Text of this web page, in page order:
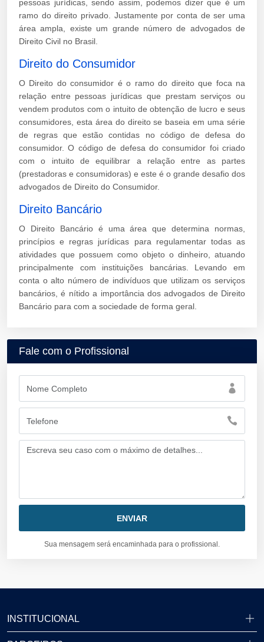
pessoas jurídicas, sendo assim, podemos dizer que é um
ramo do direito privado. Justamente por conta de ser uma
área ampla, existe um grande número de advogados de
Direito Civil no Brasil.
Direito do Consumidor
O Direito do consumidor é o ramo do direito que foca na
relação entre pessoas jurídicas que prestam serviços ou
vendem produtos com o intuito de obtenção de lucro e seus
consumidores, esta área do direito se baseia em uma série
de regras que estão contidas no código de defesa do
consumidor. O código de defesa do consumidor foi criado
com o intuito de equilibrar a relação entre as partes
(prestadoras e consumidoras) e este é o grande desafio dos
advogados de Direito do Consumidor.
Direito Bancário
O Direito Bancário é uma área que determina normas,
princípios e regras jurídicas para regulamentar todas as
atividades que possuem como objeto o dinheiro, atuando
principalmente com instituições bancárias. Levando em
conta o alto número de indivíduos que utilizam os serviços
bancários, é nítido a importância dos advogados de Direito
Bancário para com a sociedade de forma geral.
Fale com o Profissional
Sua mensagem será encaminhada para o profissional.
INSTITUCIONAL